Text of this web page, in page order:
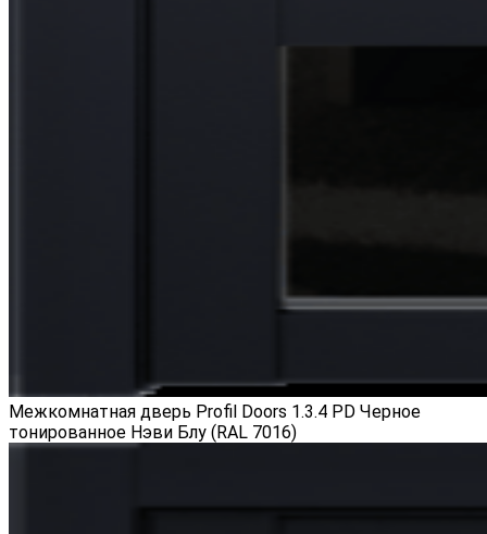
Межкомнатная дверь Profil Doors 1.3.4 PD Черное
тонированное Нэви Блу (RAL 7016)